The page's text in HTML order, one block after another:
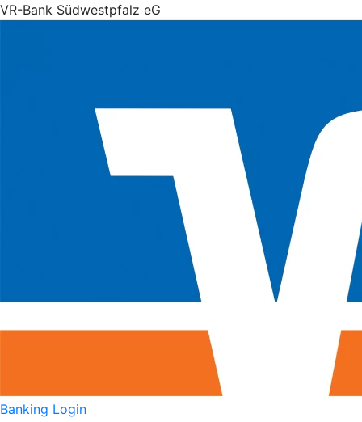
VR-Bank Südwestpfalz eG
Banking Login